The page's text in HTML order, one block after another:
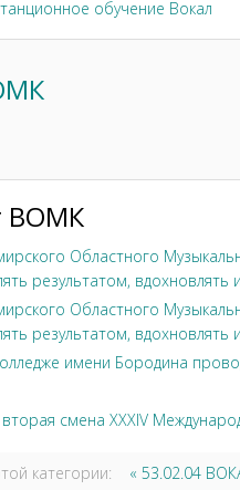
обучение Вокал
ВОМК
Областного
результатом, вдохновлять
Областного
результатом, вдохновлять
имени Бородина
смена XXXIV
категории: « 53.02.04